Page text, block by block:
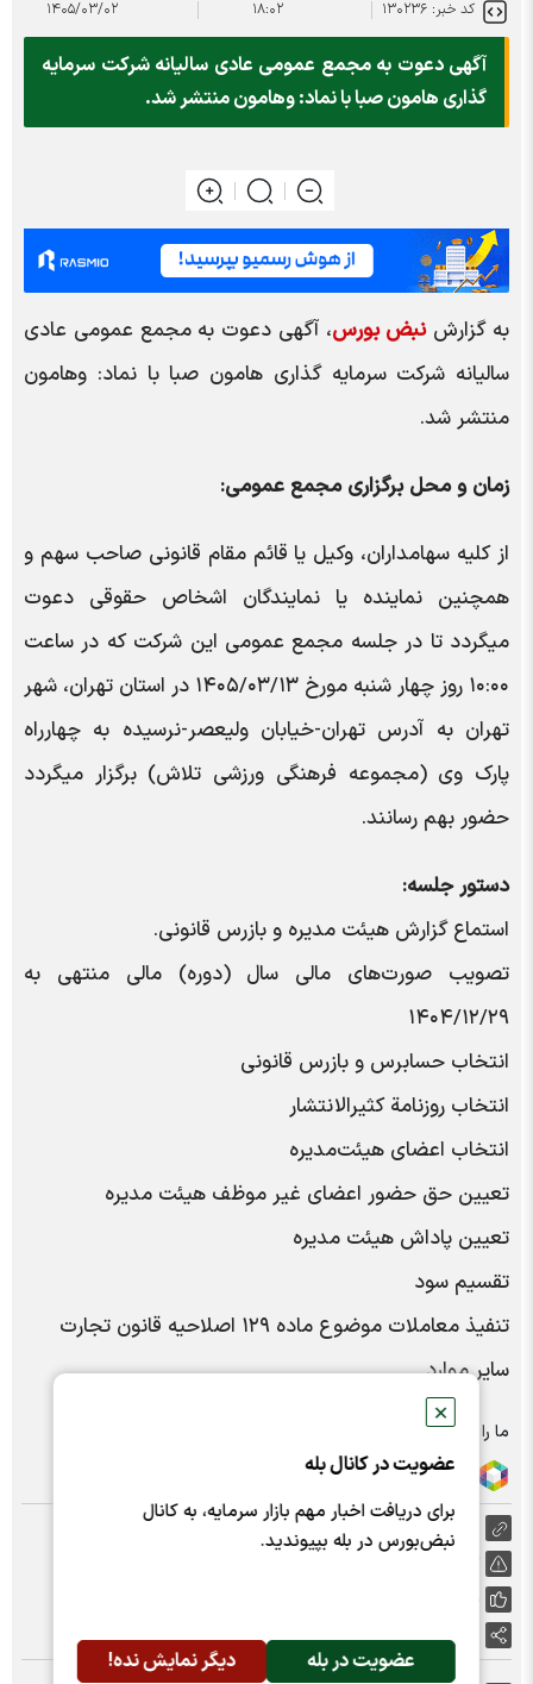
✕
عضویت در کانال بله
برای دریافت اخبار مهم بازار سرمایه، به کانال
نبض‌بورس در بله بپیوندید.
عضویت در بله دیگر نمایش نده!
کد خبر: ۱۳۰۲۳۶ ۱۸:۰۲ ۱۴۰۵/۰۳/۰۲
آگهی دعوت به مجمع عمومی عادی سالیانه شرکت سرمايه
گذاري هامون صبا با نماد: وهامون منتشر شد.
به گزارشنبض بورس، آگهی دعوت به مجمع عمومی عادی
سالیانه شرکت سرمايه گذاري هامون صبا با نماد: وهامون
منتشر شد.
زمان و محل برگزاری مجمع عمومی:
از کلیه سهامداران، وکیل یا قائم مقام قانونی صاحب سهم و
همچنین نماینده یا نمایندگان اشخاص حقوقی دعوت
میگردد تا در جلسه مجمع عمومی این شرکت که در ساعت
۱۰:۰۰ روز چهار شنبه مورخ ۱۴۰۵/۰۳/۱۳ در استان تهران، شهر
تهران به آدرس تهران-خیابان ولیعصر-نرسیده به چهارراه
پارک وی (مجموعه فرهنگی ورزشی تلاش) برگزار میگردد
حضور بهم رسانند.
دستور جلسه:
استماع گزارش هیئت مدیره و بازرس قانونی.
تصویب صورت‌های مالی سال (دوره) مالی منتهی به
۱۴۰۴/۱۲/۲۹
انتخاب حسابرس و بازرس قانونی
انتخاب روزنامة کثیر‌الانتشار
انتخاب اعضای هیئت‌مدیره
تعیین حق حضور اعضای غیر موظف هیئت مدیره
تعیین پاداش هیئت مدیره
تقسیم سود
تنفیذ معاملات موضوع ماده ۱۲۹ اصلاحیه قانون تجارت
سایر موارد
ما را در شبکه های اجتماعی دنبال کنید :
https://nabzebourse.com/000Xsa
اشتراک گذاری